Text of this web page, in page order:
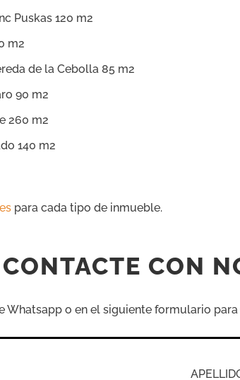
Puskas 120 m2
m2
de la Cebolla 85 m2
90 m2
260 m2
140 m2
para cada tipo de inmueble.
CONTACTE CON
Whatsapp o en el siguiente formulario